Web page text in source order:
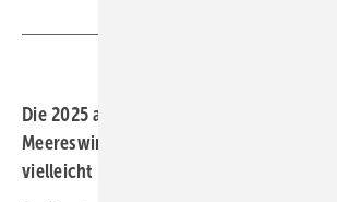
Die 2025 auszuschreibenden
Meereswindparks sind bestätigt. Hier
vielleicht noch bis 2030 ans Netz.